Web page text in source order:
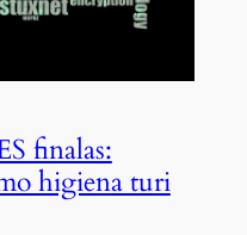
finalas:
higiena turi